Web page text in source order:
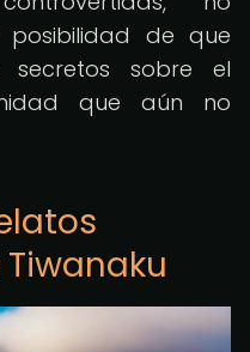
de que
secretos sobre el
que aún no